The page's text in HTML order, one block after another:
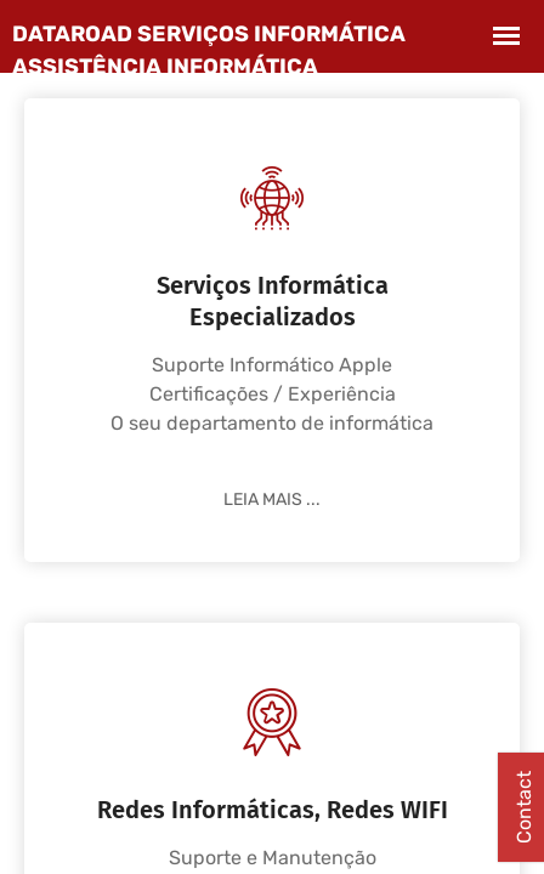
Serviços Informática
Especializados
Suporte Informático Apple
Certificações / Experiência
O seu departamento de informática
LEIA MAIS ...
Redes Informáticas, Redes WIFI
Suporte e Manutenção
Contact